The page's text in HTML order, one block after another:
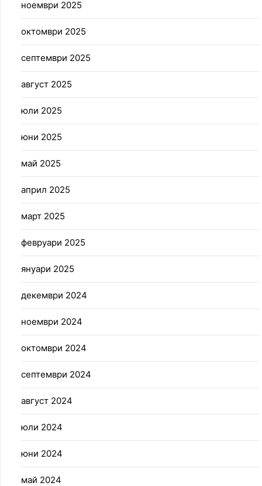
ноември 2025
октомври 2025
септември 2025
август 2025
юли 2025
юни 2025
май 2025
април 2025
март 2025
февруари 2025
януари 2025
декември 2024
ноември 2024
октомври 2024
септември 2024
август 2024
юли 2024
юни 2024
май 2024